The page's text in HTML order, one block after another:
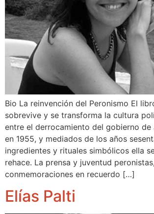
Bio La reinvención del Peronismo El
sobrevive y se transforma la cultura
entre el derrocamiento del gobierno de
en 1955, y mediados de los años
ingredientes y rituales simbólicos ella
rehace. La prensa y juventud
conmemoraciones en recuerdo […]
Elías Palti